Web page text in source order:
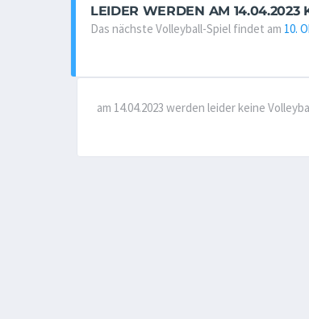
LEIDER WERDEN AM 14.04.2023
Das nächste Volleyball-Spiel findet am 10.
am 14.04.2023 werden leider keine